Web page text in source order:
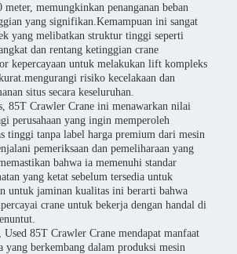
meter, memungkinkan penanganan beban
yang signifikan.Kemampuan ini sangat
yang melibatkan struktur tinggi seperti
dan rentang ketinggian crane
kepercayaan untuk melakukan lift kompleks
risiko kecelakaan dan
situs secara keseluruhan.
85T Crawler Crane ini menawarkan nilai
perusahaan yang ingin memperoleh
tinggi tanpa label harga premium dari mesin
pemeriksaan dan pemeliharaan yang
bahwa ia memenuhi standar
yang ketat sebelum tersedia untuk
untuk jaminan kualitas ini berarti bahwa
crane untuk bekerja dengan handal di
85T Crawler Crane mendapat manfaat
yang berkembang dalam produksi mesin